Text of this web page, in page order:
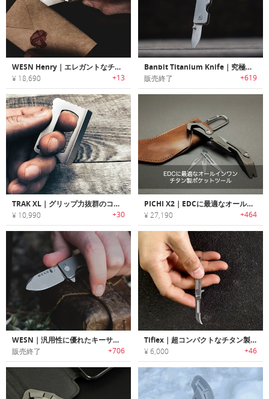
WESN Henry｜エレガントなチタンブレードスリップジョイントポケットナイフ「ヘンリー」
¥ 18,690 +13
Banbit Titanium Knife｜究極のチタン製キーチェーンナイフ「バンディッド」
販売終了 +619
TRAK XL｜グリップ力抜群のコンパクトEDCユーティリティーナイフツール「トラックXL」
¥ 10,990 +30
PICHI X2｜EDCに最適なオールインワンチタン製ポケットツール
¥ 27,190 +464
WESN｜汎用性に優れたキーサイズEDCポケットナイフ「WESN」
販売終了 +706
Tiflex｜超コンパクトなチタン製EDCナイフ
¥ 6,000 +46